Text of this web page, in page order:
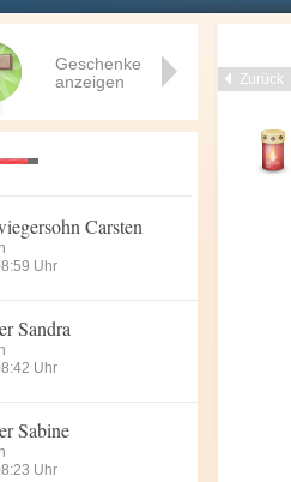
Zurück
Geschenke
anzeigen
Carsten
Uhr
Sandra
Uhr
Sabine
Uhr